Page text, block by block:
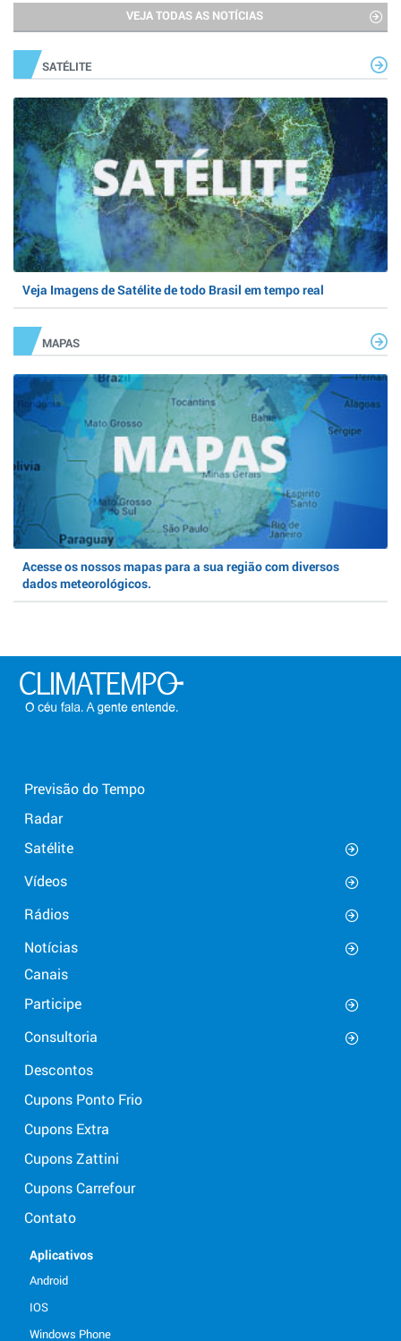
VEJA TODAS AS NOTÍCIAS
SATÉLITE
Veja Imagens de Satélite de todo Brasil em tempo real
MAPAS
Acesse os nossos mapas para a sua região com diversos
dados meteorológicos.
Previsão do Tempo
Radar
Satélite
Vídeos
Rádios
Notícias
Canais
Participe
Consultoria
Descontos
Cupons Ponto Frio
Cupons Extra
Cupons Zattini
Cupons Carrefour
Contato
Aplicativos
Android
IOS
Windows Phone